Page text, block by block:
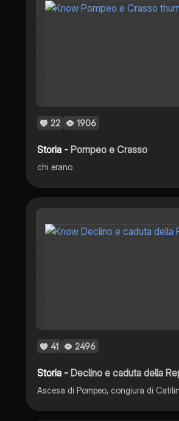
22 1906
Storia -Pompeo e Crasso
chi erano
41 2496
Storia -Declino e caduta della